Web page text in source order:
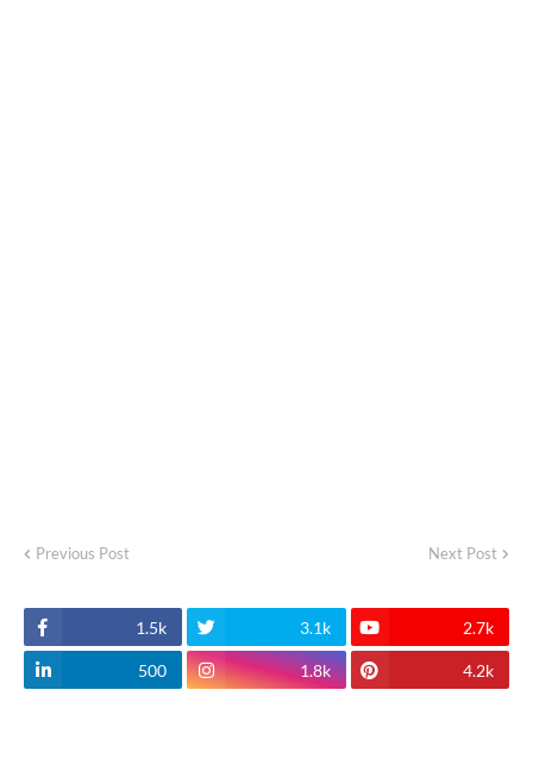
Previous Post Next Post
1.5k 3.1k 2.7k
500 1.8k 4.2k